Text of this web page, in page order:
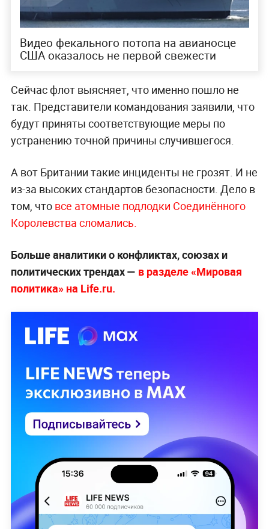
Видео фекального потопа на авианосце
США оказалось не первой свежести
Сейчас флот выясняет, что именно пошло не
так. Представители командования заявили, что
будут приняты соответствующие меры по
устранению точной причины случившегося.
А вот Британии такие инциденты не грозят. И не
из-за высоких стандартов безопасности. Дело в
том, что все атомные подлодки Соединённого
Королевства сломались.
Больше аналитики о конфликтах, союзах и
политических трендах — в разделе «Мировая
политика» на Life.ru.